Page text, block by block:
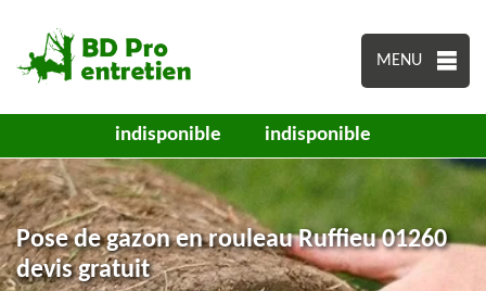
MENU
indisponible indisponible
Pose de gazon en rouleau Ruffieu 01260
devis gratuit